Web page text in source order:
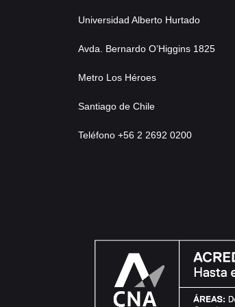
Universidad Alberto Hurtado
Avda. Bernardo O’Higgins 1825
Metro Los Héroes
Santiago de Chile
Teléfono +56 2 2692 0200